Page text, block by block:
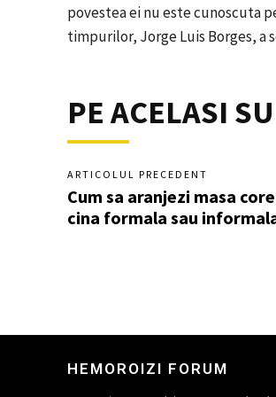
povestea ei nu este cunoscuta
timpurilor, Jorge Luis Borges, a
PE ACELASI
ARTICOLUL PRECEDENT
Cum sa aranjezi masa
cina formala sau
HEMOROIZI FORUM